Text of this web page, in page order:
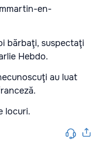
en-
bărbaţi, suspectaţi
Hebdo.
au luat
locuri.